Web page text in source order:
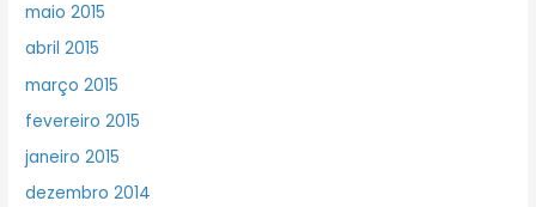
maio 2015
abril 2015
março 2015
fevereiro 2015
janeiro 2015
dezembro 2014